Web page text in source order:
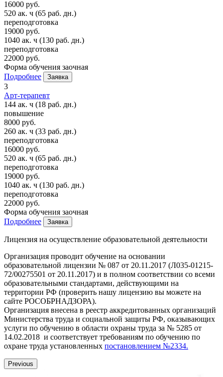
16000 руб.
520 ак. ч (65 раб. дн.)
переподготовка
19000 руб.
1040 ак. ч (130 раб. дн.)
переподготовка
22000 руб.
Форма обучения заочная
Подробнее
Заявка
3
Арт-терапевт
144 ак. ч (18 раб. дн.)
повышение
8000 руб.
260 ак. ч (33 раб. дн.)
переподготовка
16000 руб.
520 ак. ч (65 раб. дн.)
переподготовка
19000 руб.
1040 ак. ч (130 раб. дн.)
переподготовка
22000 руб.
Форма обучения заочная
Подробнее
Заявка
Лицензия на осуществление образовательной деятельности
Организация проводит обучение на основании
образовательной лицензии № 087 от 20.11.2017 (Л035-01215-
72/00275501 от 20.11.2017) и в полном соответствии со всеми
образовательными стандартами, действующими на
территории РФ (проверить нашу лицензию вы можете на
сайте РОСОБРНАДЗОРА).
Организация внесена в реестр аккредитованных организаций
Министерства труда и социальной защиты РФ, оказывающих
услуги по обучению в области охраны труда за № 5285 от
14.02.2018 и соответствует требованиям по обучению по
охране труда установленных постановлением №2334.
Previous